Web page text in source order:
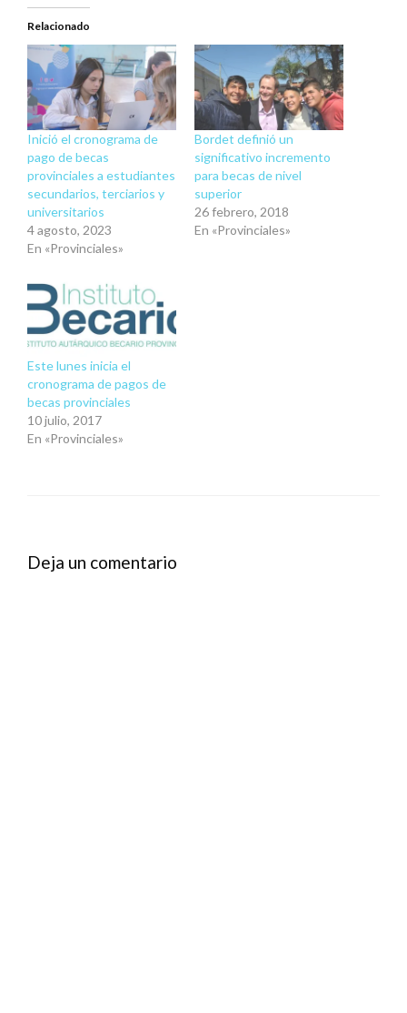
Relacionado
Inició el cronograma de
pago de becas
provinciales a estudiantes
secundarios, terciarios y
universitarios
4 agosto, 2023
En «Provinciales»
Bordet definió un
significativo incremento
para becas de nivel
superior
26 febrero, 2018
En «Provinciales»
Este lunes inicia el
cronograma de pagos de
becas provinciales
10 julio, 2017
En «Provinciales»
Deja un comentario